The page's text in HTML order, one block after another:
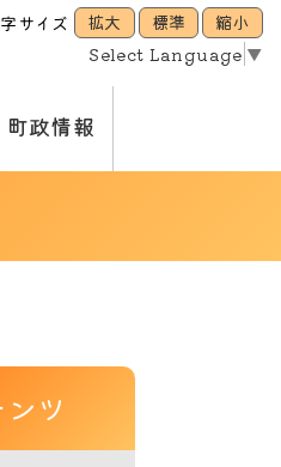
サイズ 拡大 標準
縮小
Select Language ▼
町政情報
ツ